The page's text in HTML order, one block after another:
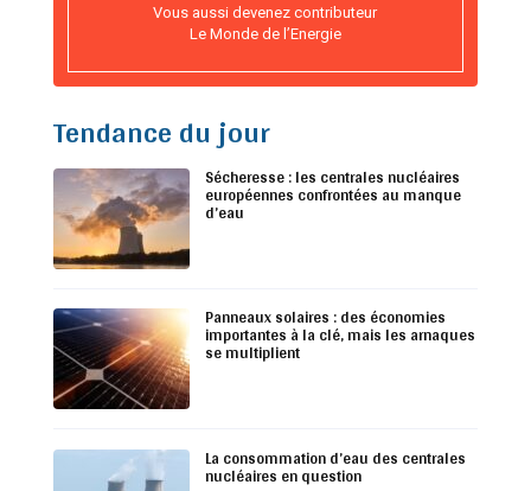
Vous aussi devenez contributeur
Le Monde de l’Energie
Tendance du jour
Sécheresse : les centrales nucléaires
européennes confrontées au manque
d’eau
Panneaux solaires : des économies
importantes à la clé, mais les arnaques
se multiplient
La consommation d’eau des centrales
nucléaires en question